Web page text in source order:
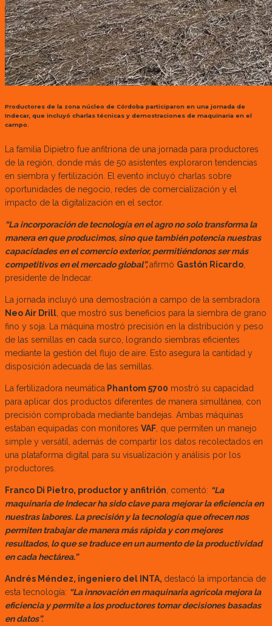
Productores de la zona núcleo de Córdoba participaron en una jornada de
Indecar, que incluyó charlas técnicas y demostraciones de maquinaria en el
campo.
La familia Dipietro fue anfitriona de una jornada para productores
de la región, donde más de 50 asistentes exploraron tendencias
en siembra y fertilización. El evento incluyó charlas sobre
oportunidades de negocio, redes de comercialización y el
impacto de la digitalización en el sector.
“La incorporación de tecnología en el agro no solo transforma la
manera en que producimos, sino que también potencia nuestras
capacidades en el comercio exterior, permitiéndonos ser más
competitivos en el mercado global”,afirmó Gastón Ricardo,
presidente de Indecar.
La jornada incluyó una demostración a campo de la sembradora
Neo Air Drill, que mostró sus beneficios para la siembra de grano
fino y soja. La máquina mostró precisión en la distribución y peso
de las semillas en cada surco, logrando siembras eficientes
mediante la gestión del flujo de aire. Esto asegura la cantidad y
disposición adecuada de las semillas.
La fertilizadora neumática Phantom 5700 mostró su capacidad
para aplicar dos productos diferentes de manera simultánea, con
precisión comprobada mediante bandejas. Ambas máquinas
estaban equipadas con monitores VAF, que permiten un manejo
simple y versátil, además de compartir los datos recolectados en
una plataforma digital para su visualización y análisis por los
productores.
Franco Di Pietro, productor y anfitrión, comentó: “La
maquinaria de Indecar ha sido clave para mejorar la eficiencia en
nuestras labores. La precisión y la tecnología que ofrecen nos
permiten trabajar de manera más rápida y con mejores
resultados, lo que se traduce en un aumento de la productividad
en cada hectárea.”
Andrés Méndez, ingeniero del INTA, destacó la importancia de
esta tecnología: “La innovación en maquinaria agrícola mejora la
eficiencia y permite a los productores tomar decisiones basadas
en datos”.